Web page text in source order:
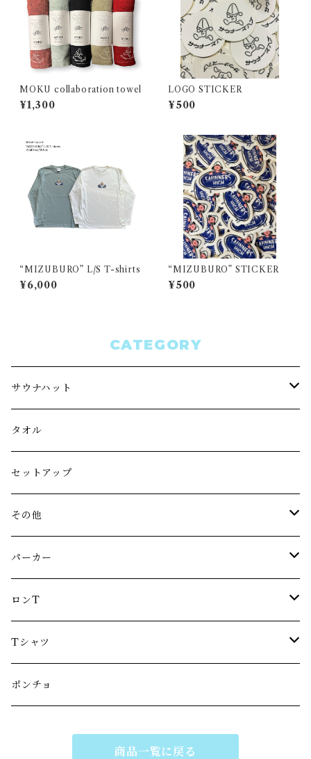
MOKU collaboration towel
¥1,300
LOGO STICKER
¥500
“MIZUBURO” L/S T-shirts
¥6,000
“MIZUBURO” STICKER
¥500
CATEGORY
サウナハット
“How many sets?”
Logo sauna hat
IMABARI sauna hat
Logo sauna hat color design
タオル
セットアップ
その他
ボトルオープナー
キーホルダー
ステッカー
SAUNNERS HIGH logo
柄杓
パーカー
“MIZUBURO”
Vihta logo
ロンT
“MIZUBURO”
サウナーズハイ
Tシャツ
“MIZUBURO” kids
ポンチョ
商品一覧に戻る